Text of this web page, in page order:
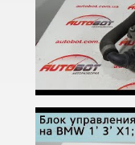
4 Series F36
M4 F82/F83
5 Series E39
M5 E39